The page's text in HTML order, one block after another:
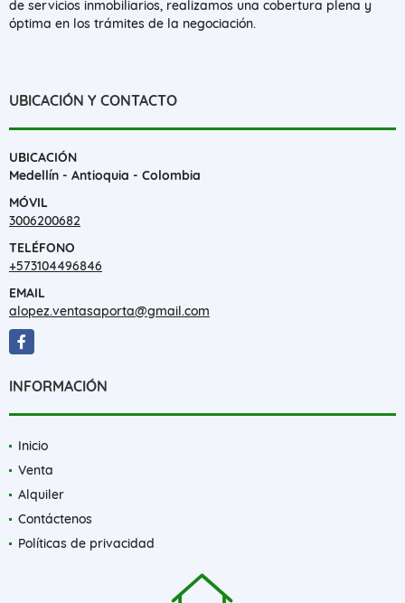
de servicios inmobiliarios, realizamos una cobertura plena y
óptima en los trámites de la negociación.
UBICACIÓN Y CONTACTO
UBICACIÓN
Medellín - Antioquia - Colombia
MÓVIL
3006200682
TELÉFONO
+573104496846
EMAIL
alopez.ventasaporta@gmail.com
Facebook
INFORMACIÓN
Inicio
Venta
Alquiler
Contáctenos
Políticas de privacidad